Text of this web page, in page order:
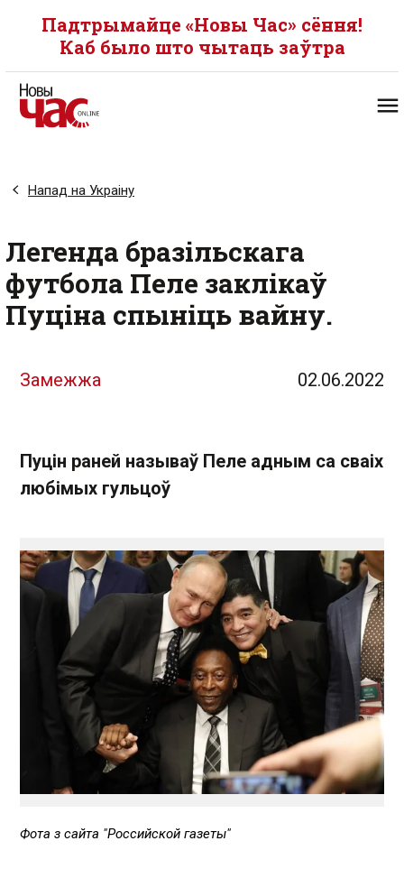
Падтрымайце «Новы Час» сёння!
Каб было што чытаць заўтра
Напад на Украіну
Легенда бразільскага
футбола Пеле заклікаў
Пуціна спыніць вайну.
Замежжа 02.06.2022
Пуцін раней называў Пеле адным са сваіх
любімых гульцоў
Фота з сайта "Российской газеты"